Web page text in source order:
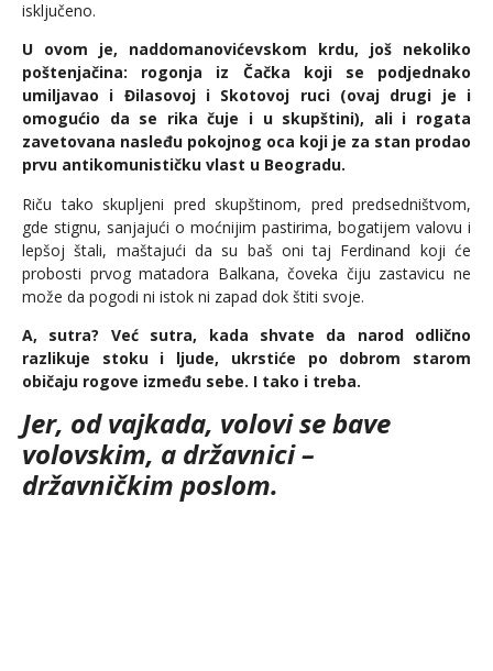
isključeno.
U ovom je, naddomanovićevskom krdu, još nekoliko
poštenjačina: rogonja iz Čačka koji se podjednako
umiljavao i Đilasovoj i Skotovoj ruci (ovaj drugi je i
omogućio da se rika čuje i u skupštini), ali i rogata
zavetovana nasleđu pokojnog oca koji je za stan prodao
prvu antikomunističku vlast u Beogradu.
Riču tako skupljeni pred skupštinom, pred predsedništvom,
gde stignu, sanjajući o moćnijim pastirima, bogatijem valovu i
lepšoj štali, maštajući da su baš oni taj Ferdinand koji će
probosti prvog matadora Balkana, čoveka čiju zastavicu ne
može da pogodi ni istok ni zapad dok štiti svoje.
A, sutra? Već sutra, kada shvate da narod odlično
razlikuje stoku i ljude, ukrstiće po dobrom starom
običaju rogove između sebe. I tako i treba.
Jer, od vajkada, volovi se bave
volovskim, a državnici –
državničkim poslom.